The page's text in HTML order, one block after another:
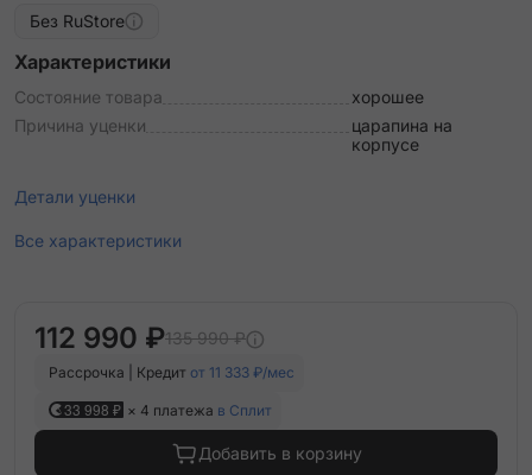
Без RuStore
Характеристики
Состояние товара
хорошее
Причина уценки
царапина на
корпусе
Детали уценки
Все характеристики
112 990 ₽135 990 ₽
Рассрочка | Кредит от 11 333 ₽/мес
33 998 ₽ × 4 платежа в Сплит
Добавить в корзину